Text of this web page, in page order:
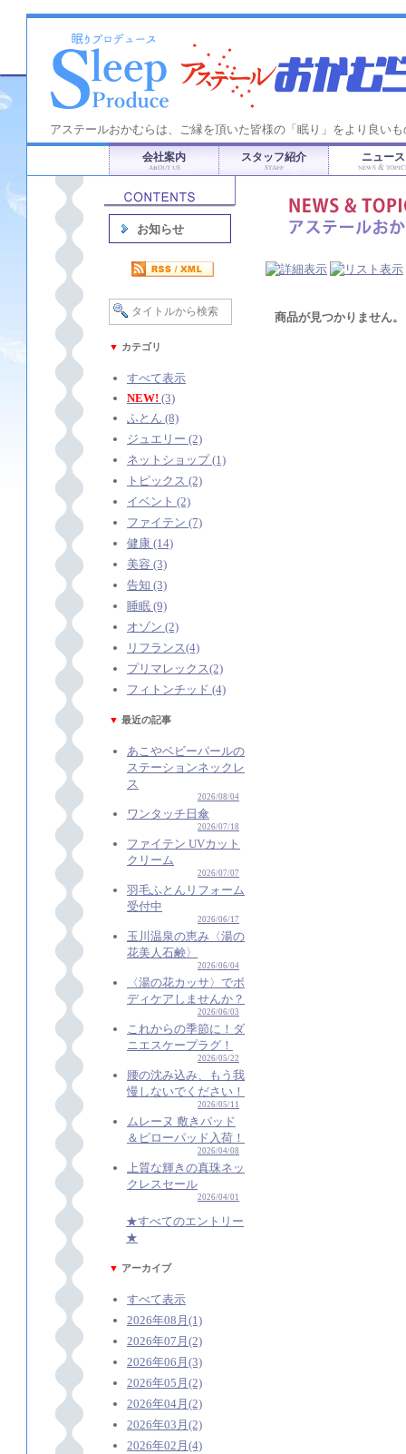
アステールおかむらは、ご縁を頂いた皆様の「眠り」をより良い
会社案内
ABOUT US
スタッフ紹介
STAFF
ニュース
NEWS &
お知らせ
▼ カテゴリ
すべて表示
NEW! (3)
ふとん (8)
ジュエリー (2)
ネットショップ (1)
トピックス (2)
イベント (2)
ファイテン (7)
健康 (14)
美容 (3)
告知 (3)
睡眠 (9)
オゾン (2)
リフランス(4)
プリマレックス(2)
フィトンチッド (4)
▼ 最近の記事
あこやベビーパールの
ステーションネックレ
ス
2026/08/04
ワンタッチ日傘
2026/07/18
ファイテン UVカット
クリーム
2026/07/07
羽毛ふとんリフォーム
受付中
2026/06/17
玉川温泉の恵み〈湯の
花美人石鹸〉
2026/06/04
〈湯の花カッサ〉でボ
ディケアしませんか？
2026/06/03
これからの季節に！ダ
ニエスケープラグ！
2026/05/22
腰の沈み込み、もう我
慢しないでください！
2026/05/11
ムレーヌ 敷きパッド
＆ピローパッド入荷！
2026/04/08
上質な輝きの真珠ネッ
クレスセール
2026/04/01
★すべてのエントリー
★
▼ アーカイブ
すべて表示
2026年08月(1)
2026年07月(2)
2026年06月(3)
2026年05月(2)
2026年04月(2)
2026年03月(2)
2026年02月(4)
商品が見つかりません。